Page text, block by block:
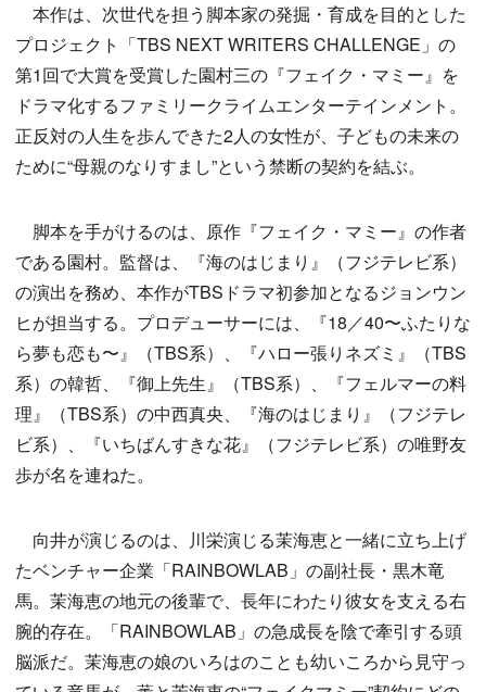
本作は、次世代を担う脚本家の発掘・育成を目的とした
プロジェクト「TBS NEXT WRITERS CHALLENGE」の
第1回で大賞を受賞した園村三の『フェイク・マミー』を
ドラマ化するファミリークライムエンターテインメント。
正反対の人生を歩んできた2人の女性が、子どもの未来の
ために“母親のなりすまし”という禁断の契約を結ぶ。
脚本を手がけるのは、原作『フェイク・マミー』の作者
である園村。監督は、『海のはじまり』（フジテレビ系）
の演出を務め、本作がTBSドラマ初参加となるジョンウン
ヒが担当する。プロデューサーには、『18／40〜ふたりな
ら夢も恋も〜』（TBS系）、『ハロー張りネズミ』（TBS
系）の韓哲、『御上先生』（TBS系）、『フェルマーの料
理』（TBS系）の中西真央、『海のはじまり』（フジテレ
ビ系）、『いちばんすきな花』（フジテレビ系）の唯野友
歩が名を連ねた。
向井が演じるのは、川栄演じる茉海恵と一緒に立ち上げ
たベンチャー企業「RAINBOWLAB」の副社長・黒木竜
馬。茉海恵の地元の後輩で、長年にわたり彼女を支える右
腕的存在。「RAINBOWLAB」の急成長を陰で牽引する頭
脳派だ。茉海恵の娘のいろはのことも幼いころから見守っ